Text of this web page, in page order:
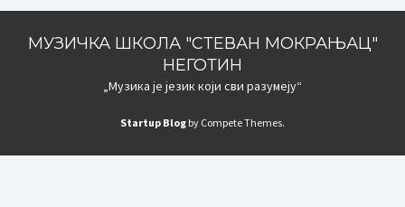
МУЗИЧКА ШКОЛА "СТЕВАН МОКРАЊАЦ"
НЕГОТИН
„Музика је језик који сви разумеју“
Startup Blog by Compete Themes.